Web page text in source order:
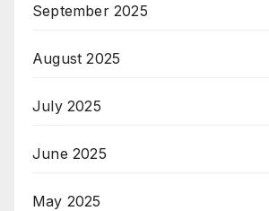
September 2025
August 2025
July 2025
June 2025
May 2025